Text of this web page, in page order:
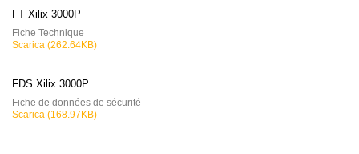
FT Xilix 3000P
Fiche Technique
Scarica (262.64KB)
FDS Xilix 3000P
Fiche de données de sécurité
Scarica (168.97KB)